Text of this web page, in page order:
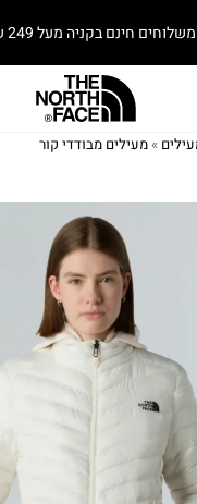
משלוחים חינם בקניה מעל 249 ש"ח
»מעילים מבודדי קור